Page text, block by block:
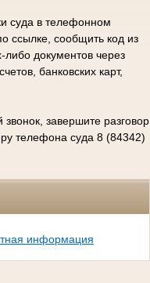
суда в телефонном
ссылке, сообщить код из
документов через
банковских карт,
завершите разговор
телефона суда 8 (84342)
информация